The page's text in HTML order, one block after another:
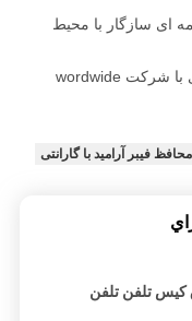
ای سازگار با محیط
ما مشتاقانه منتظر ایجاد روابط خوب همکاری با شرکت wordwide
فیبر آرامید با گارانتی
کیس تلفن تلفن